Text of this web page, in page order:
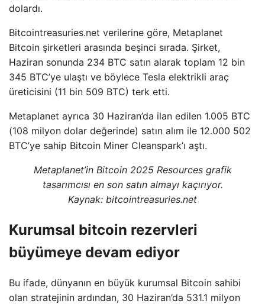
dolardı.
Bitcointreasuries.net verilerine göre, Metaplanet
Bitcoin şirketleri arasında beşinci sırada. Şirket,
Haziran sonunda 234 BTC satın alarak toplam 12 bin
345 BTC’ye ulaştı ve böylece Tesla elektrikli araç
üreticisini (11 bin 509 BTC) terk etti.
Metaplanet ayrıca 30 Haziran’da ilan edilen 1.005 BTC
(108 milyon dolar değerinde) satın alım ile 12.000 502
BTC’ye sahip Bitcoin Miner Cleanspark’ı aştı.
Metaplanet’in Bitcoin 2025 Resources grafik
tasarımcısı en son satın almayı kaçırıyor.
Kaynak: bitcointreasuries.net
Kurumsal bitcoin rezervleri
büyümeye devam ediyor
Bu ifade, dünyanın en büyük kurumsal Bitcoin sahibi
olan stratejinin ardından, 30 Haziran’da 531.1 milyon